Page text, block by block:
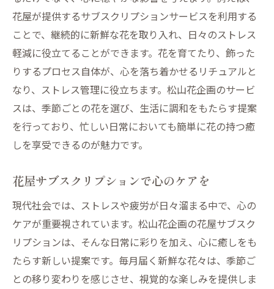
花屋が提供するサブスクリプションサービスを利用する
ことで、継続的に新鮮な花を取り入れ、日々のストレス
軽減に役立てることができます。花を育てたり、飾った
りするプロセス自体が、心を落ち着かせるリチュアルと
なり、ストレス管理に役立ちます。松山花企画のサービ
スは、季節ごとの花を選び、生活に調和をもたらす提案
を行っており、忙しい日常においても簡単に花の持つ癒
しを享受できるのが魅力です。
花屋サブスクリプションで心のケアを
現代社会では、ストレスや疲労が日々溜まる中で、心の
ケアが重要視されています。松山花企画の花屋サブスク
リプションは、そんな日常に彩りを加え、心に癒しをも
たらす新しい提案です。毎月届く新鮮な花々は、季節ご
との移り変わりを感じさせ、視覚的な楽しみを提供しま